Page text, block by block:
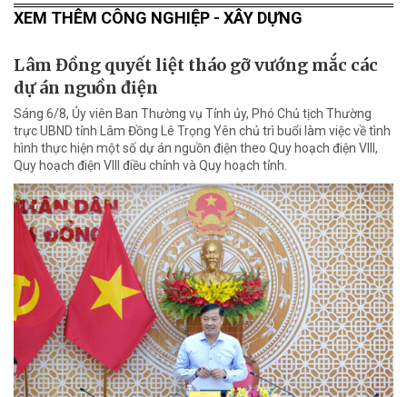
XEM THÊM CÔNG NGHIỆP - XÂY DỰNG
Lâm Đồng quyết liệt tháo gỡ vướng mắc các
dự án nguồn điện
Sáng 6/8, Ủy viên Ban Thường vụ Tỉnh ủy, Phó Chủ tịch Thường
trực UBND tỉnh Lâm Đồng Lê Trọng Yên chủ trì buổi làm việc về tình
hình thực hiện một số dự án nguồn điện theo Quy hoạch điện VIII,
Quy hoạch điện VIII điều chỉnh và Quy hoạch tỉnh.